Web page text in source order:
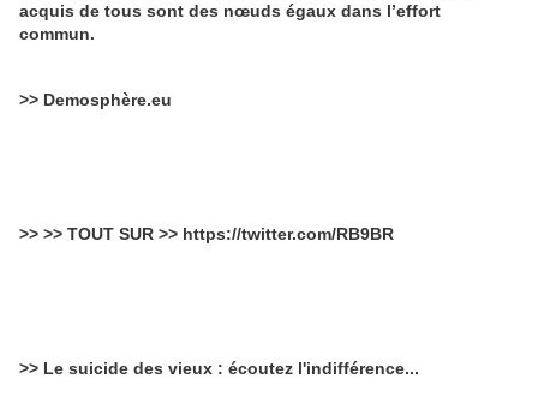
acquis de tous sont des nœuds égaux dans l’effort
commun.
>> Demosphère.eu
>> >> TOUT SUR >> https://twitter.com/RB9BR
>> Le suicide des vieux : écoutez l'indifférence...